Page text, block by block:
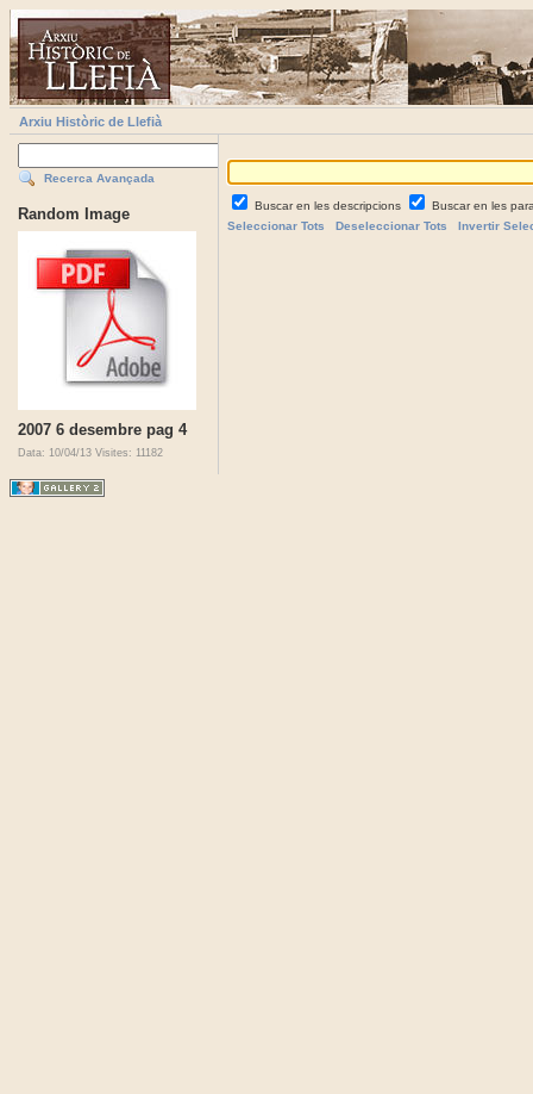
Arxiu Històric de Llefià
Recerca Avançada
Random Image
2007 6 desembre pag 4
Data: 10/04/13 Visites: 11182
Buscar en les descripcions
Buscar en les
Seleccionar Tots
Deseleccionar Tots Invertir